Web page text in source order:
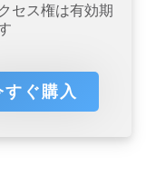
セス権は有効期
すぐ購入